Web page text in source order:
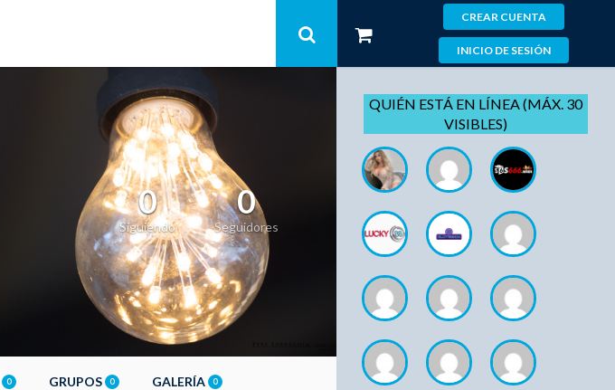
CREAR CUENTA
INICIO DE SESIÓN
0
Siguiendo
0
Seguidores
0 GRUPOS 0 GALERÍA 0
QUIÉN ESTÁ EN LÍNEA (MÁX. 30
VISIBLES)